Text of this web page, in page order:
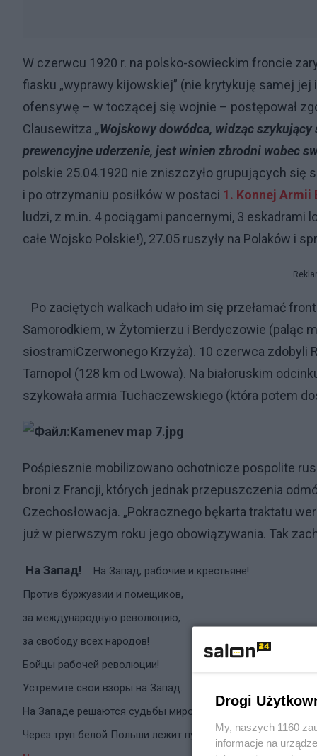
W czerwcu 1920 r. na polsko-sowieckim froncie
fiasku „wyprawy kijowskiej” (nie krytykuję samej
ofensywę – w toczącej się wojnie – postępował
Clausewitza „Wojskowy dowódca, widząc
prewencyjne uderzenie, jest winien zbrodni wobec
polskie 25.04.1920 nie zniszczyło grupujących się
i po otrzymaniu posiłków w postaci 1. Konnej Armii
ludzi, z m.in. 4 pociągami pancernymi, 3
całe Wojsko Polskie!), 27.05 ruszyły na Polaków i
Po zaciętych walkach udało im się przełamać
Samorodkiem, w Żytomierzu i Berdyczowie (paląc
siostramiCzerwonego Krzyża). 10 czerwca zdobyli
Tarnopol (128 km od Lwowa). Na białoruskim
szykowała armia Tuchaczewskiego (która potem
Pośpiesznie mobilizowano ochotnicze pospolite
broni z Francji, których jednak przepuszczenia
Czechosłowacja. „Pokracznego bękarta traktatu
już w pierwszym roku jego obowiązywania. Tak
На Запад!
На Запад, рабочие и крестьяне!
Против буржуазии и помещиков,
за международную революцию,
за свободу всех народов!
Бойцы рабочей революции!
Устремите свои взоры на Запад.
На Западе решаются судьбы мировой революции
Через труп белой Польши лежит путь к мировому пожару.
Drogi
My, naszych 1160
informacje na